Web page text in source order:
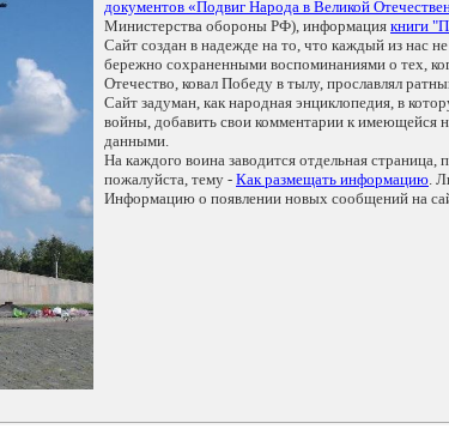
документов «Подвиг Народа в Великой
Министерства обороны РФ), информация книги
Сайт создан в надежде на то, что каждый из нас
бережно сохраненными воспоминаниями о тех,
Отечество, ковал Победу в тылу, прославлял
Сайт задуман, как народная энциклопедия, в
войны, добавить свои комментарии к
данными.
На каждого воина заводится отдельная
пожалуйста, тему - Как размещать информацию.
Информацию о появлении новых сообщений на